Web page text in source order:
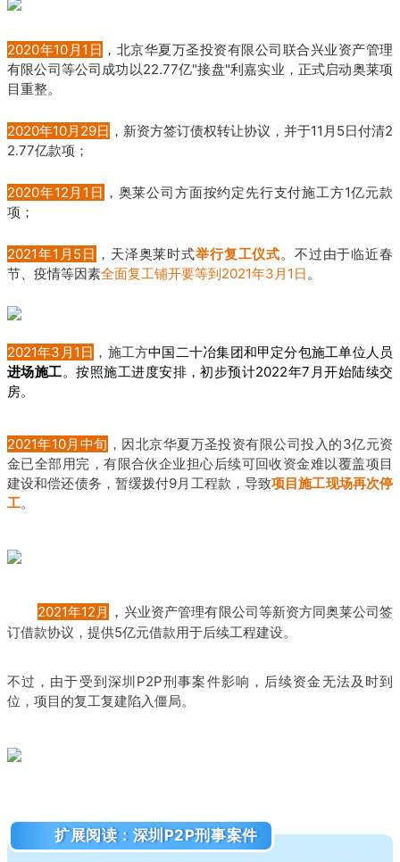
2020年10月1日 ，北京华夏万圣投资有限公司联合兴业资产管理
有限公司等公司成功以22.77亿"接盘"利嘉实业，正式启动奥莱项
目重整。
2020年10月29日 ，新资方签订债权转让协议，并于11月5日付清2
2.77亿款项；
2020年12月1日 ，奥莱公司方面按约定先行支付施工方1亿元款
项；
2021年1月5日 ，天泽奥莱时式举行复工仪式。不过由于临近春
节、疫情等因素全面复工铺开要等到2021年3月1日。
2021年3月1日 ， 施工方中国二十冶集团和甲定分包施工单位人员
进场施工。按照施工进度安排，初步预计2022年7月开始陆续交
房。
2021年10月中旬 ，因北京华夏万圣投资有限公司投入的3亿元资
金已全部用完，有限合伙企业担心后续可回收资金难以覆盖项目
建设和偿还债务，暂缓拨付9月工程款，导致项目施工现场再次停
工。
2021年12月 ， 兴业资产管理有限公司等新资方同奥莱公司签
订借款协议，提供5亿元借款用于后续工程建设。
不过，由于受到深圳P2P刑事案件影响，后续资金无法及时到
位，项目的复工复建陷入僵局。
扩展阅读：深圳P2P刑事案件